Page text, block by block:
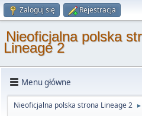
Zaloguj się Rejestracja
Nieoficjalna polska
Lineage 2
Menu główne
Nieoficjalna polska strona Lineage 2 ►